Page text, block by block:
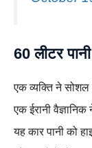
60 लीटर
एक व्यक्ति ने सोशल
एक ईरानी
यह कार पानी को